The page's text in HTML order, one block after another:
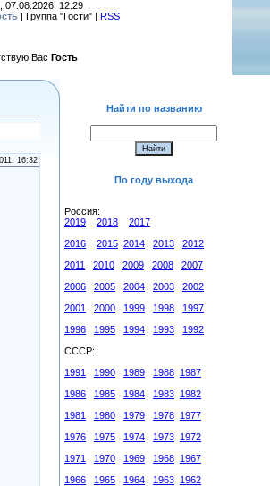
07.08.2026, 12:29
| Группа "Гости" | RSS
Вас Гость
16:32
Найти по названию
По году выхода
Россия:
2019
2018
2017
2016
2015 2014 2013
2012
2011
2010 2009 2008
2007
2006
2005 2004 2003
2002
2001
2000 1999 1998
1997
1996
1995 1994 1993
1992
СССР:
1991
1990 1989 1988 1987
1986
1985 1984 1983 1982
1981
1980 1979 1978 1977
1976
1975 1974 1973 1972
1971
1970 1969 1968 1967
1966
1965 1964 1963 1962